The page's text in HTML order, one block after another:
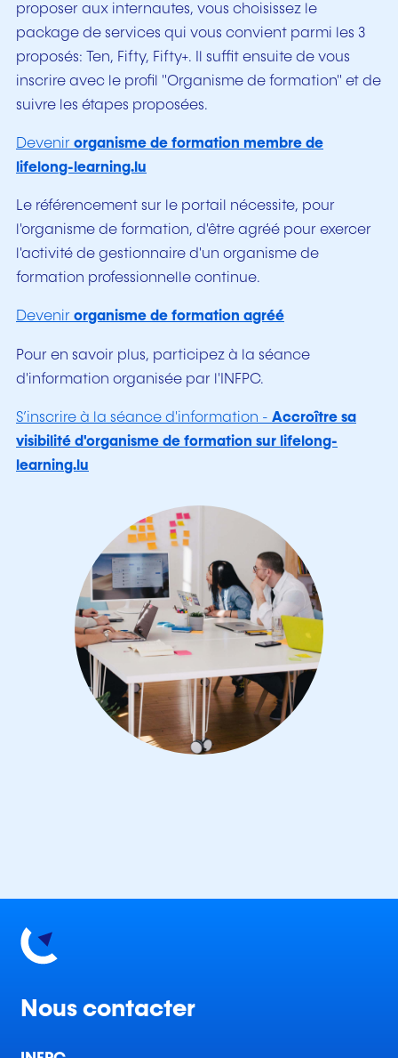
proposer aux internautes, vous choisissez le
package de services qui vous convient parmi les 3
proposés: Ten, Fifty, Fifty+. Il suffit ensuite de vous
inscrire avec le profil "Organisme de formation" et de
suivre les étapes proposées.
Devenir organisme de formation membre de
lifelong-learning.lu
Le référencement sur le portail nécessite, pour
l'organisme de formation, d'être agréé pour exercer
l'activité de gestionnaire d'un organisme de
formation professionnelle continue.
Devenir organisme de formation agréé
Pour en savoir plus, participez à la séance
d'information organisée par l'INFPC.
S’inscrire à la séance d'information - Accroître sa
visibilité d'organisme de formation sur lifelong-
learning.lu
Nous contacter